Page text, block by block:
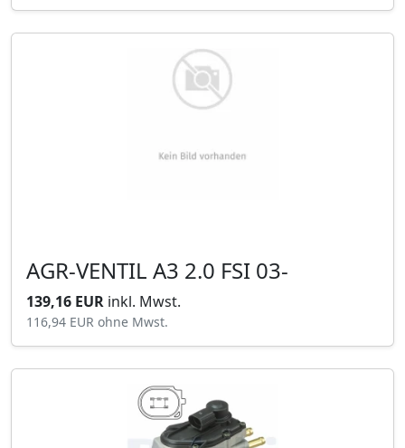
AGR-VENTIL A3 2.0 FSI 03-
139,16 EUR inkl. Mwst.
116,94 EUR ohne Mwst.